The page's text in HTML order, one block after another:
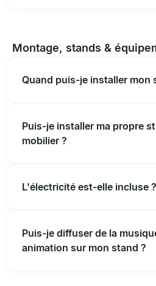
Montage, stands &
Quand puis-je installer mon
Puis-je installer ma propre
mobilier ?
L'électricité est-elle incluse ?
Puis-je diffuser de la
animation sur mon stand ?